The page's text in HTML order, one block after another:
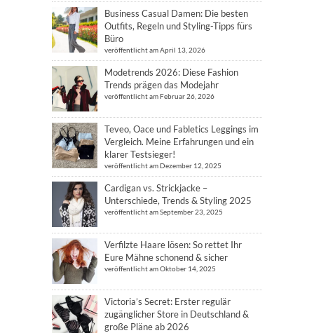
Business Casual Damen: Die besten
Outfits, Regeln und Styling-Tipps fürs
Büro
veröffentlicht am April 13, 2026
Modetrends 2026: Diese Fashion
Trends prägen das Modejahr
veröffentlicht am Februar 26, 2026
Teveo, Oace und Fabletics Leggings im
Vergleich. Meine Erfahrungen und ein
klarer Testsieger!
veröffentlicht am Dezember 12, 2025
Cardigan vs. Strickjacke –
Unterschiede, Trends & Styling 2025
veröffentlicht am September 23, 2025
Verfilzte Haare lösen: So rettet Ihr
Eure Mähne schonend & sicher
veröffentlicht am Oktober 14, 2025
Victoria’s Secret: Erster regulär
zugänglicher Store in Deutschland &
große Pläne ab 2026